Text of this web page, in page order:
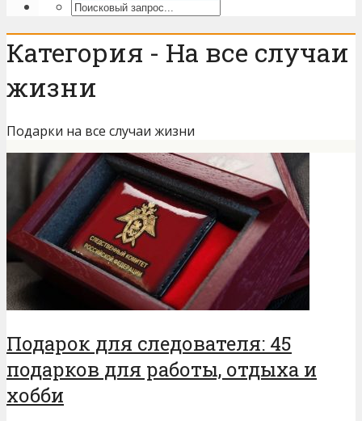
Категория - На все случаи
жизни
Подарки на все случаи жизни
Подарок для следователя: 45
подарков для работы, отдыха и
хобби